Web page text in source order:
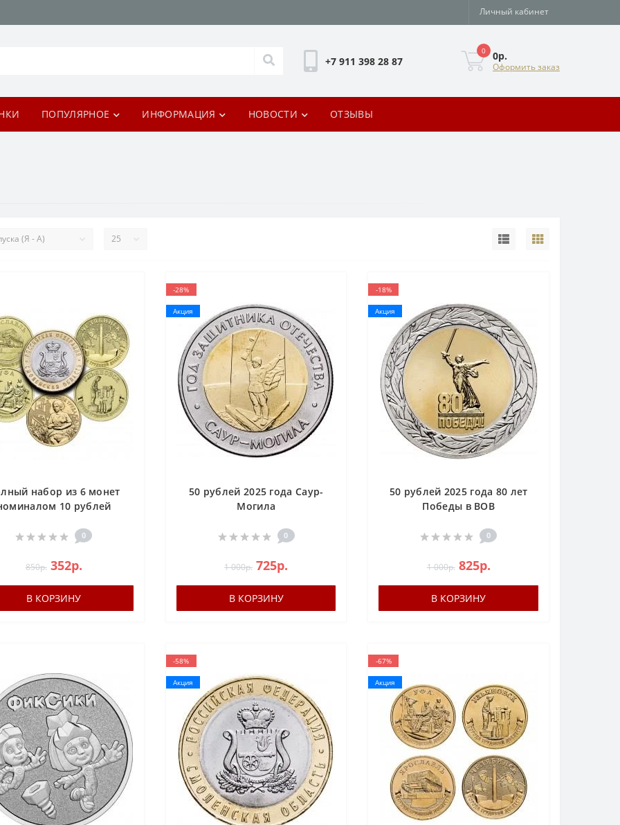
Личный кабинет
+7 911 398 28 87
0 0р.
Оформить заказ
ПОПУЛЯРНОЕ ИНФОРМАЦИЯ НОВОСТИ ОТЗЫВЫ
набор из 6 монет
10 рублей
0
850р. 352р.
В КОРЗИНУ
-28%
Акция
50 рублей 2025 года Саур-
Могила
0
1 000р. 725р.
В КОРЗИНУ
-18%
Акция
50 рублей 2025 года 80 лет
Победы в ВОВ
0
1 000р. 825р.
В КОРЗИНУ
-58%
Акция
-67%
Акция